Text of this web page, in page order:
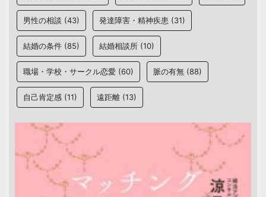
男性の相談 (43) 発達障害・精神疾患 (31)
結婚の条件 (85) 結婚相談所 (10)
職場・学校・サークル恋愛 (60) 脈の有無 (88)
自己肯定感 (11) 遠距離 (13)